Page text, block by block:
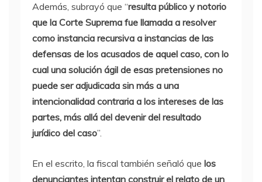
Además, subrayó que “resulta público y notorio
que la Corte Suprema fue llamada a resolver
como instancia recursiva a instancias de las
defensas de los acusados de aquel caso, con lo
cual una solución ágil de esas pretensiones no
puede ser adjudicada sin más a una
intencionalidad contraria a los intereses de las
partes, más allá del devenir del resultado
jurídico del caso”.
En el escrito, la fiscal también señaló que los
denunciantes intentan construir el relato de un